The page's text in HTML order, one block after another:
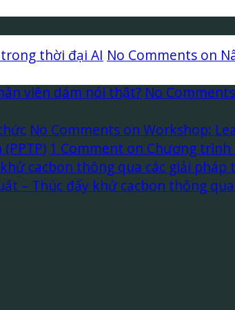
thời đại AI No Comments on
viên dám nói thật? No Comments
No Comments on Workshop:
1 Comment on Chương trình
cacbon thông qua các giải
– Thúc đẩy khử cacbon thông